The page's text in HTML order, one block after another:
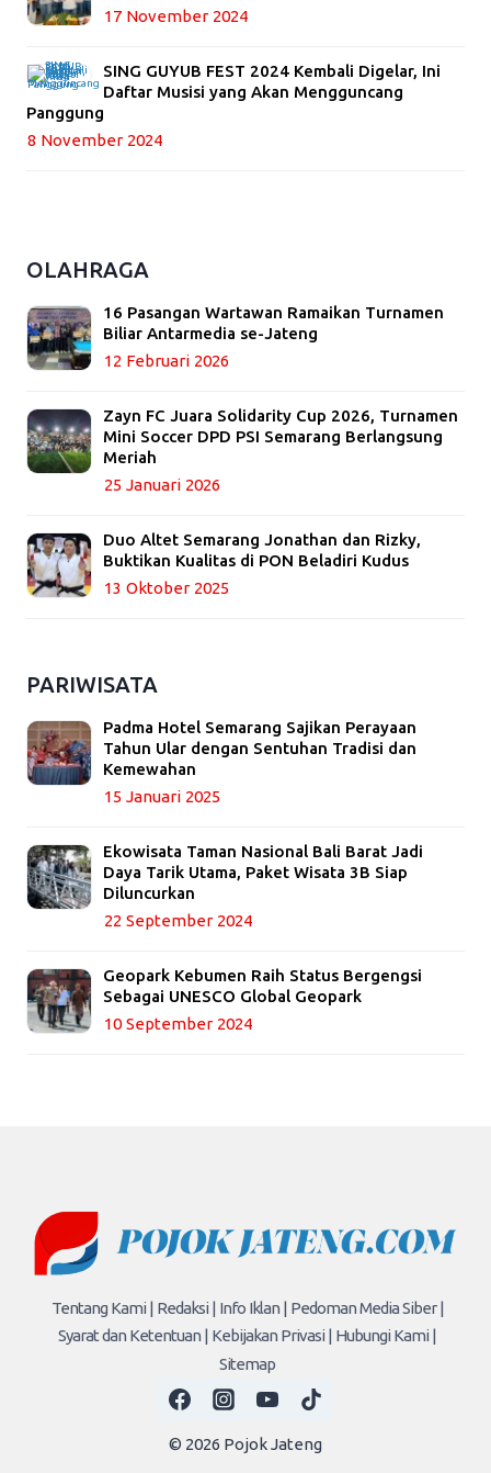
17 November 2024
SING GUYUB FEST 2024 Kembali Digelar, Ini
Daftar Musisi yang Akan Mengguncang
Panggung
8 November 2024
OLAHRAGA
16 Pasangan Wartawan Ramaikan Turnamen
Biliar Antarmedia se-Jateng
12 Februari 2026
Zayn FC Juara Solidarity Cup 2026, Turnamen
Mini Soccer DPD PSI Semarang Berlangsung
Meriah
25 Januari 2026
Duo Altet Semarang Jonathan dan Rizky,
Buktikan Kualitas di PON Beladiri Kudus
13 Oktober 2025
PARIWISATA
Padma Hotel Semarang Sajikan Perayaan
Tahun Ular dengan Sentuhan Tradisi dan
Kemewahan
15 Januari 2025
Ekowisata Taman Nasional Bali Barat Jadi
Daya Tarik Utama, Paket Wisata 3B Siap
Diluncurkan
22 September 2024
Geopark Kebumen Raih Status Bergengsi
Sebagai UNESCO Global Geopark
10 September 2024
Tentang Kami | Redaksi | Info Iklan | Pedoman Media Siber |
Syarat dan Ketentuan | Kebijakan Privasi | Hubungi Kami |
Sitemap
© 2026 Pojok Jateng